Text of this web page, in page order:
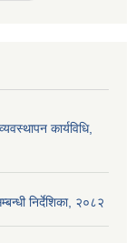
कार्यविधि,
निर्देशिका, २०८२